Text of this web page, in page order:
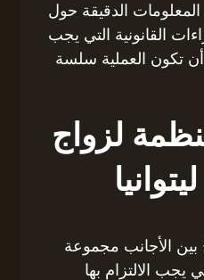
الدقيقة حول
القانونية التي يجب
تكون العملية سلسة
لزواج
بين الأجانب مجموعة
يجب الالتزام بها